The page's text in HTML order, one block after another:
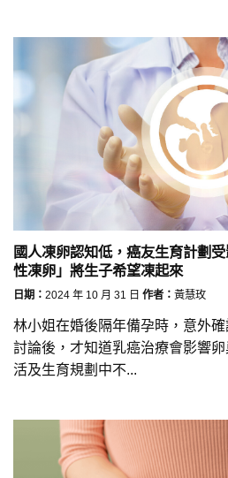
國人凍卵認知低，癌友生育計劃
性凍卵」將生子希望凍起來
日期： 2024 年 10 月 31 日 作者： 黃慧玫
林小姐在婚後隔年備孕時，意外
討論後，才知道乳癌治療會影響
活及生育規劃中不...